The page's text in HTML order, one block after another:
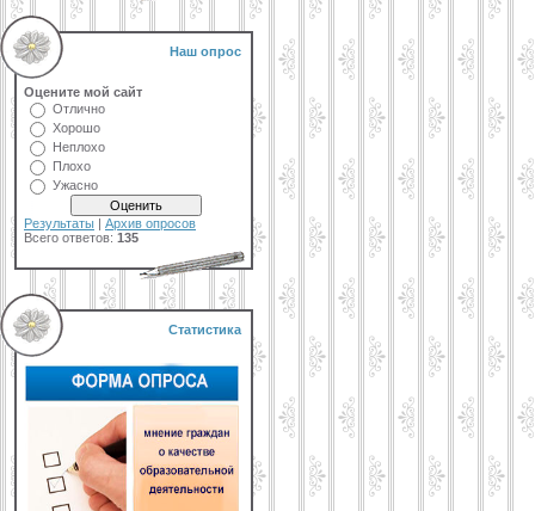
Наш опрос
Оцените мой сайт
Отлично
Хорошо
Неплохо
Плохо
Ужасно
Результаты | Архив опросов
Всего ответов: 135
Статистика